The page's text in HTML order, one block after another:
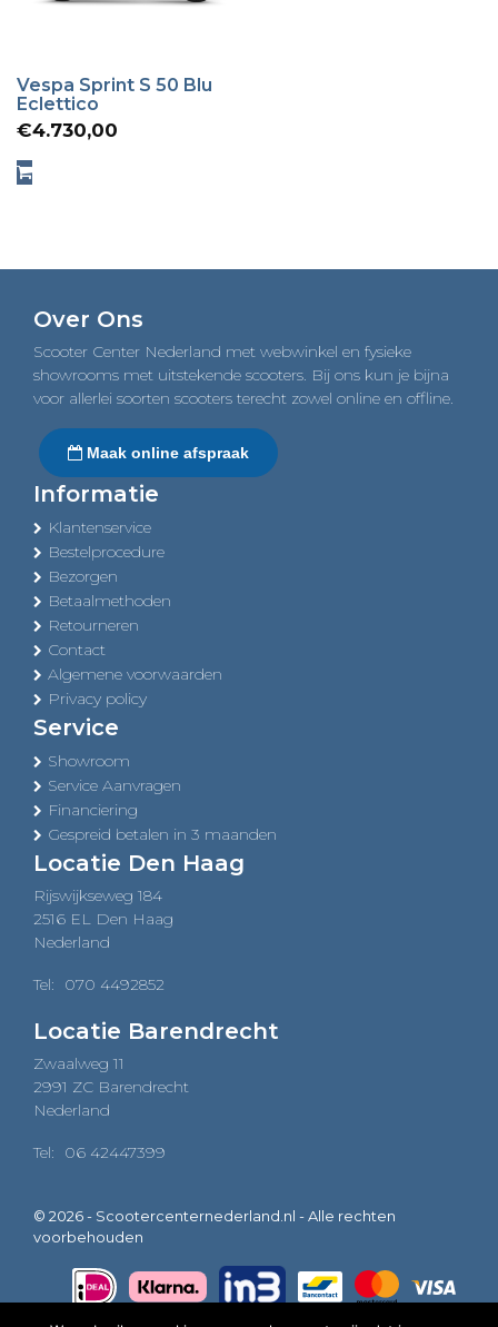
Vespa Sprint S 50 Blu
Eclettico
€4.730,00
Over Ons
Scooter Center Nederland met webwinkel en fysieke
showrooms met uitstekende scooters. Bij ons kun je bijna
voor allerlei soorten scooters terecht zowel online en offline.
Maak online afspraak
Informatie
Klantenservice
Bestelprocedure
Bezorgen
Betaalmethoden
Retourneren
Contact
Algemene voorwaarden
Privacy policy
Service
Showroom
Service Aanvragen
Financiering
Gespreid betalen in 3 maanden
Locatie Den Haag
Rijswijkseweg 184
2516 EL Den Haag
Nederland
Tel: 070 4492852
Locatie Barendrecht
Zwaalweg 11
2991 ZC Barendrecht
Nederland
Tel: 06 42447399
© 2026 - Scootercenternederland.nl - Alle rechten
voorbehouden